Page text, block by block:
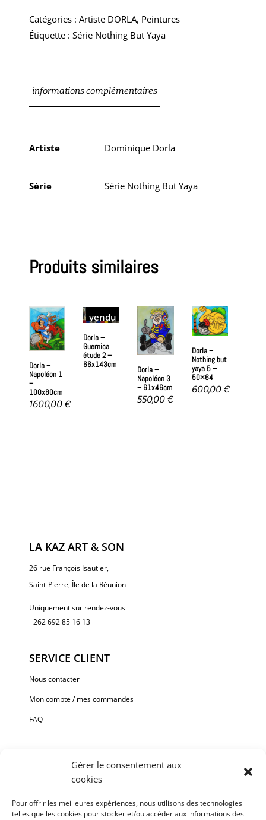
Gérer le consentement aux
cookies
Pour offrir les meilleures expériences, nous utilisons des technologies
telles que les cookies pour stocker et/ou accéder aux informations des
Catégories : Artiste DORLA, Peintures
Étiquette : Série Nothing But Yaya
informations complémentaires
Artiste Dominique Dorla
Série Série Nothing But Yaya
Produits similaires
Dorla –
Napoléon 1
–
100x80cm
1600,00 €
vendu
lire
suite
Dorla –
Guernica
étude 2 –
66x143cm
Dorla –
Napoléon 3
– 61x46cm
550,00 €
Dorla –
Nothing but
yaya 5 –
50×64
600,00 €
LA KAZ ART & SON
26 rue François Isautier,
Saint-Pierre, Île de la Réunion
Uniquement sur rendez-vous
+262 692 85 16 13
SERVICE CLIENT
Nous contacter
Mon compte / mes commandes
FAQ
Chaque oeuvre est unique et signée, fournie avec une facture